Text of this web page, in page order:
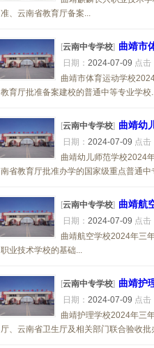
准、云南省教育厅备案...
[云南中专学校] 曲靖市
日期： 2024-07-09 点击
曲靖市体育运动学校
教育厅批准备案建校的普通中等专业学校
[云南中专学校] 曲靖幼
日期： 2024-07-09 点击
曲靖幼儿师范学校2024
南省教育厅批准办学的国家级重点普通中
[云南中专学校] 曲靖航
日期： 2024-07-09 点击
曲靖航空学校2024年三
职业技术学校的基础...
[云南中专学校] 曲靖护
日期： 2024-07-09 点击
曲靖护理学校2024年三
厅、云南省卫生厅及相关部门联合验收